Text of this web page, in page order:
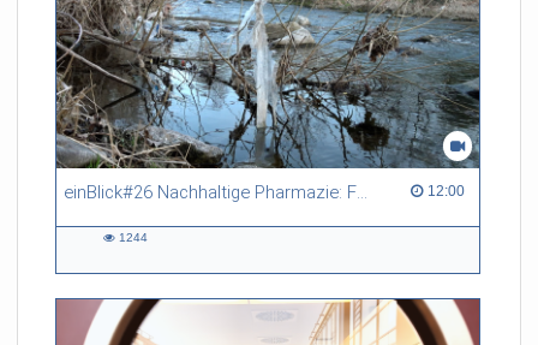
einBlick#26 Nachhaltige Pharmazie: Für die Gesundheit unserer Gewässer 12:00
12:00 duration
1244